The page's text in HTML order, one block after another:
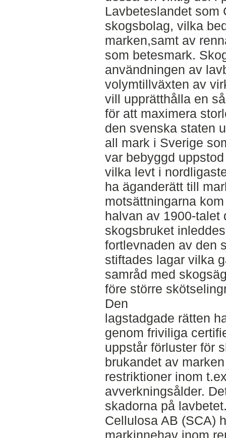
Lavbeteslandet som
skogsbolag, vilka
marken,samt av
som betesmark.
användningen av
volymtillväxten av
vill upprätthålla en
för att maximera
den svenska staten
all mark i Sverige
var bebyggd
vilka levt i
ha äganderätt till
motsättningarna
halvan av 1900-talet
skogsbruket
fortlevnaden av den
stiftades lagar vilka
samråd med
före större
Den
lagstadgade rätten
genom friviliga
uppstår förluster för
brukandet av
restriktioner inom
avverkningsålder.
skadorna på
Cellulosa AB (SCA)
markinnehav inom